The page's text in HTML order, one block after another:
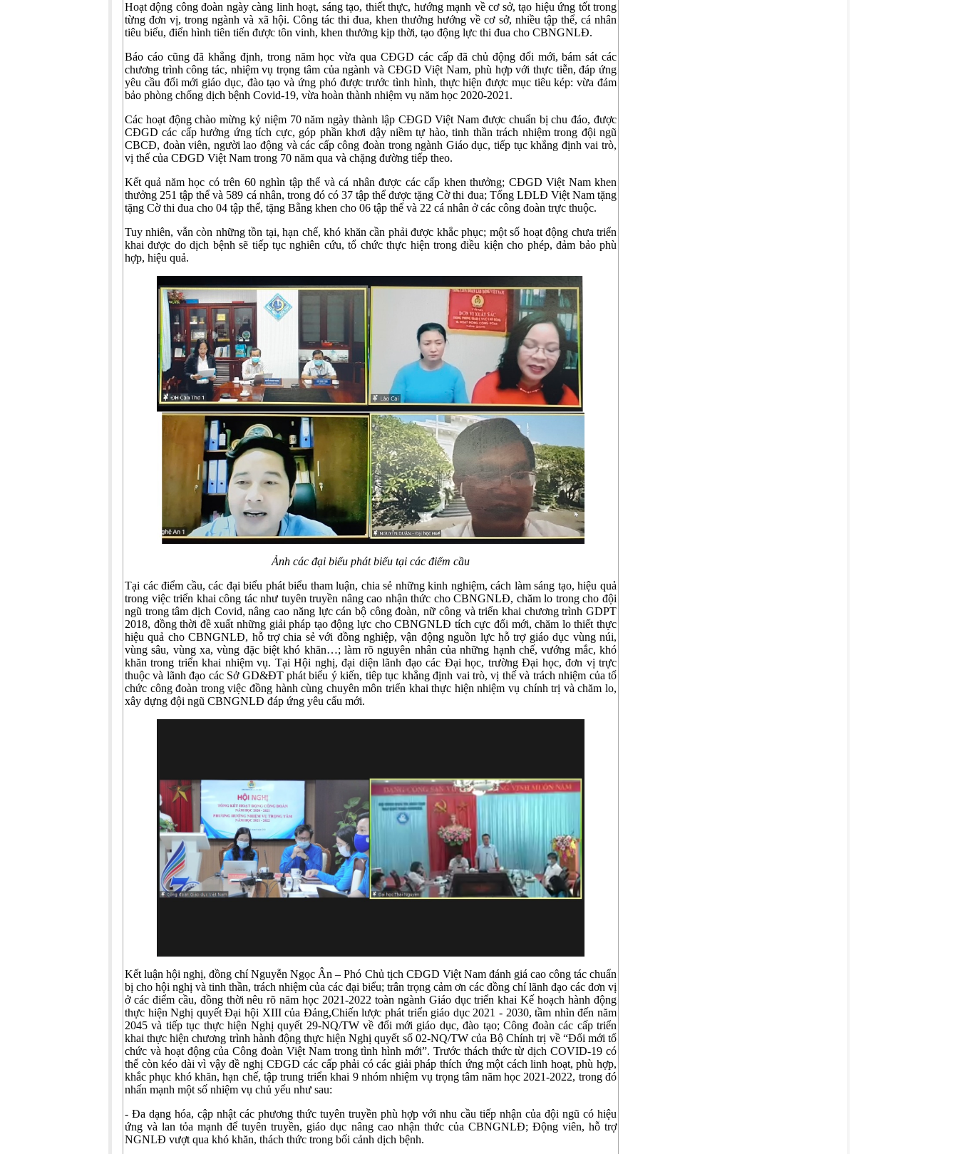
Hoạt động công đoàn ngày càng linh hoạt, sáng tạo, thiết thực, hướng mạnh về cơ sở, tạo hiệu ứng tốt trong
từng đơn vị, trong ngành và xã hội. Công tác thi đua, khen thưởng hướng về cơ sở, nhiều tập thể, cá nhân
tiêu biểu, điển hình tiên tiến được tôn vinh, khen thưởng kịp thời, tạo động lực thi đua cho CBNGNLĐ.
Báo cáo cũng đã khẳng định, trong năm học vừa qua CĐGD các cấp đã chủ động đổi mới, bám sát các
chương trình công tác, nhiệm vụ trọng tâm của ngành và CĐGD Việt Nam, phù hợp với thực tiễn, đáp ứng
yêu cầu đổi mới giáo dục, đào tạo và ứng phó được trước tình hình, thực hiện được mục tiêu kép: vừa đảm
bảo phòng chống dịch bệnh Covid-19, vừa hoàn thành nhiệm vụ năm học 2020-2021.
Các hoạt động chào mừng kỷ niệm 70 năm ngày thành lập CĐGD Việt Nam được chuẩn bị chu đáo, được
CĐGD các cấp hưởng ứng tích cực, góp phần khơi dậy niềm tự hào, tinh thần trách nhiệm trong đội ngũ
CBCĐ, đoàn viên, người lao động và các cấp công đoàn trong ngành Giáo dục, tiếp tục khẳng định vai trò,
vị thế của CĐGD Việt Nam trong 70 năm qua và chặng đường tiếp theo.
Kết quả năm học có trên 60 nghìn tập thể và cá nhân được các cấp khen thưởng; CĐGD Việt Nam khen
thưởng 251 tập thể và 589 cá nhân, trong đó có 37 tập thể được tặng Cờ thi đua; Tổng LĐLĐ Việt Nam tặng
tặng Cờ thi đua cho 04 tập thể, tặng Bằng khen cho 06 tập thể và 22 cá nhân ở các công đoàn trực thuộc.
Tuy nhiên, vẫn còn những tồn tại, hạn chế, khó khăn cần phải được khắc phục; một số hoạt động chưa triển
khai được do dịch bệnh sẽ tiếp tục nghiên cứu, tổ chức thực hiện trong điều kiện cho phép, đảm bảo phù
hợp, hiệu quả.
Ảnh các đại biểu phát biểu tại các điểm cầu
Tại các điểm cầu, các đại biểu phát biểu tham luận, chia sẻ những kinh nghiệm, cách làm sáng tạo, hiệu quả
trong việc triển khai công tác như tuyên truyền nâng cao nhận thức cho CBNGNLĐ, chăm lo trong cho đội
ngũ trong tâm dịch Covid, nâng cao năng lực cán bộ công đoàn, nữ công và triển khai chương trình GDPT
2018, đồng thời đề xuất những giải pháp tạo động lực cho CBNGNLĐ tích cực đổi mới, chăm lo thiết thực
hiệu quả cho CBNGNLĐ, hỗ trợ chia sẻ với đồng nghiệp, vận động nguồn lực hỗ trợ giáo dục vùng núi,
vùng sâu, vùng xa, vùng đặc biệt khó khăn…; làm rõ nguyên nhân của những hạnh chế, vướng mắc, khó
khăn trong triển khai nhiệm vụ. Tại Hội nghị, đại diện lãnh đạo các Đại học, trường Đại học, đơn vị trực
thuộc và lãnh đạo các Sở GD&ĐT phát biểu ý kiến, tiêp tục khẳng định vai trò, vị thế và trách nhiệm của tổ
chức công đoàn trong việc đồng hành cùng chuyên môn triển khai thực hiện nhiệm vụ chính trị và chăm lo,
xây dựng đội ngũ CBNGNLĐ đáp ứng yêu cẩu mới.
Kết luận hội nghị, đồng chí Nguyễn Ngọc Ân – Phó Chủ tịch CĐGD Việt Nam đánh giá cao công tác chuẩn
bị cho hội nghị và tinh thần, trách nhiệm của các đại biểu; trân trọng cảm ơn các đồng chí lãnh đạo các đơn vị
ở các điểm cầu, đồng thời nêu rõ năm học 2021-2022 toàn ngành Giáo dục triển khai Kế hoạch hành động
thực hiện Nghị quyết Đại hội XIII của Đảng,Chiến lược phát triển giáo dục 2021 - 2030, tầm nhìn đến năm
2045 và tiếp tục thực hiện Nghị quyết 29-NQ/TW về đổi mới giáo dục, đào tạo; Công đoàn các cấp triển
khai thực hiện chương trình hành động thực hiện Nghị quyết số 02-NQ/TW của Bộ Chính trị về “Đổi mới tổ
chức và hoạt động của Công đoàn Việt Nam trong tình hình mới”. Trước thách thức từ dịch COVID-19 có
thể còn kéo dài vì vậy đề nghị CĐGD các cấp phải có các giải pháp thích ứng một cách linh hoạt, phù hợp,
khắc phục khó khăn, hạn chế, tập trung triển khai 9 nhóm nhiệm vụ trọng tâm năm học 2021-2022, trong đó
nhấn mạnh một số nhiệm vụ chủ yếu như sau:
- Đa dạng hóa, cập nhật các phương thức tuyên truyền phù hợp với nhu cầu tiếp nhận của đội ngũ có hiệu
ứng và lan tỏa mạnh để tuyên truyền, giáo dục nâng cao nhận thức của CBNGNLĐ; Động viên, hỗ trợ
NGNLĐ vượt qua khó khăn, thách thức trong bối cảnh dịch bệnh.